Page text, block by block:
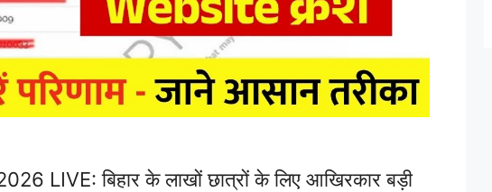
LIVE: बिहार के लाखों छात्रों के लिए आखिरकार बड़ी